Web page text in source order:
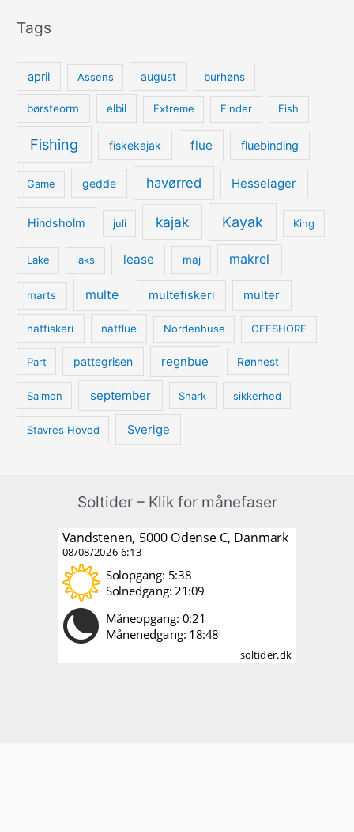
Tags
april Assens august burhøns
børsteorm elbil Extreme Finder Fish
Fishing fiskekajak flue fluebinding
Game gedde havørred Hesselager
Hindsholm juli kajak Kayak King
Lake laks lease maj makrel
marts multe multefiskeri multer
natfiskeri natflue Nordenhuse OFFSHORE
Part pattegrisen regnbue Rønnest
Salmon september Shark sikkerhed
Stavres Hoved Sverige
Soltider – Klik for månefaser